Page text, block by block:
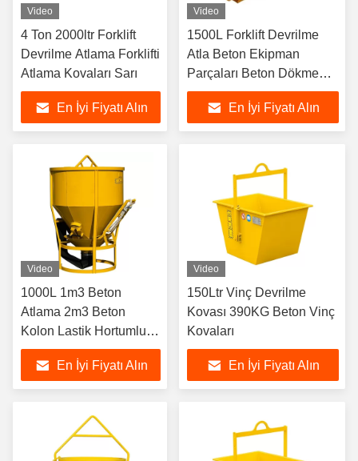
Video
4 Ton 2000ltr Forklift
Devrilme Atlama Forklifti
Atlama Kovaları Sarı
En İyi Fiyatı Alın
Video
1500L Forklift Devrilme
Atla Beton Ekipman
Parçaları Beton Dökme
Atla
En İyi Fiyatı Alın
Video
1000L 1m3 Beton
Atlama 2m3 Beton
Kolon Lastik Hortumlu
Atlama
En İyi Fiyatı Alın
Video
150Ltr Vinç Devrilme
Kovası 390KG Beton Vinç
Kovaları
En İyi Fiyatı Alın